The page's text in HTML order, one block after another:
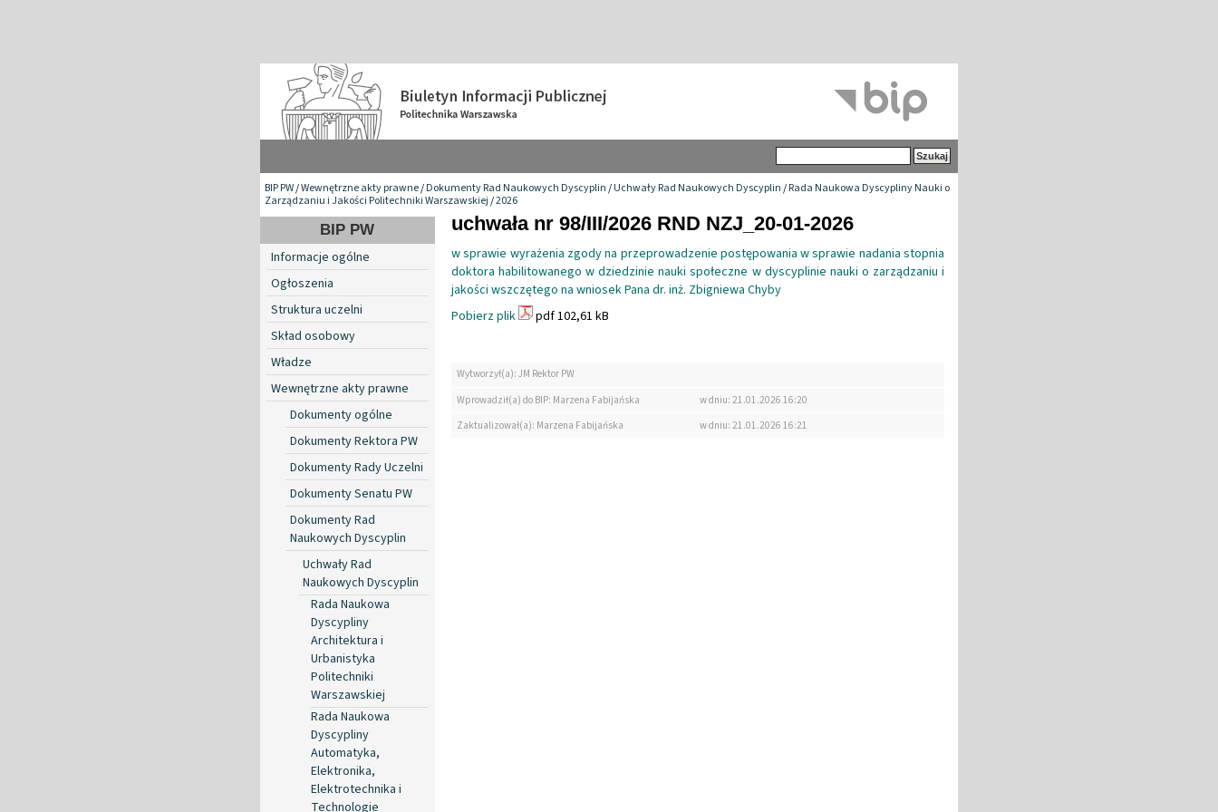
BIP PW/Wewnętrzne akty prawne/Dokumenty Rad Naukowych Dyscyplin/Uchwały Rad Naukowych Dyscyplin/Rada Naukowa Dyscypliny Nauki o
Zarządzaniu i Jakości Politechniki Warszawskiej/2026
BIP PW
Informacje ogólne
Ogłoszenia
Struktura uczelni
Skład osobowy
Władze
Wewnętrzne akty prawne
Dokumenty ogólne
Dokumenty Rektora PW
Dokumenty Rady Uczelni
Dokumenty Senatu PW
Dokumenty Rad
Naukowych Dyscyplin
Uchwały Rad
Naukowych Dyscyplin
Rada Naukowa
Dyscypliny
Architektura i
Urbanistyka
Politechniki
Warszawskiej
Rada Naukowa
Dyscypliny
Automatyka,
Elektronika,
Elektrotechnika i
Technologie
uchwała nr 98/III/2026 RND NZJ_20-01-2026
w sprawie wyrażenia zgody na przeprowadzenie postępowania w sprawie nadania stopnia
doktora habilitowanego w dziedzinie nauki społeczne w dyscyplinie nauki o zarządzaniu i
jakości wszczętego na wniosek Pana dr. inż. Zbigniewa Chyby
Pobierz plik
pdf 102,61 kB
Wytworzył(a): JM Rektor PW
Wprowadził(a) do BIP: Marzena Fabijańska
w dniu: 21.01.2026 16:20
Zaktualizował(a): Marzena Fabijańska
w dniu: 21.01.2026 16:21